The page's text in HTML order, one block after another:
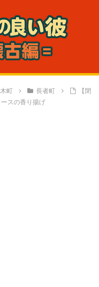
町 長者町
【閉
スの香り揚げ